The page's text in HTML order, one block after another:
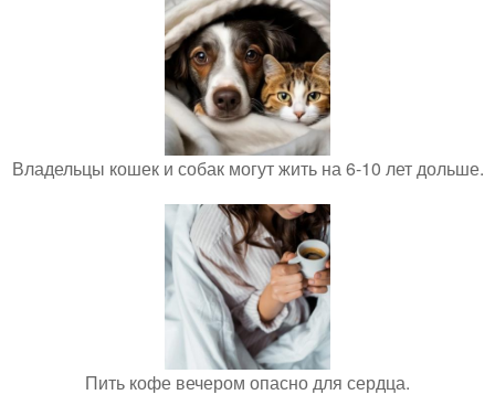
Владельцы кошек и собак могут жить на 6-10 лет дольше.
Пить кофе вечером опасно для сердца.